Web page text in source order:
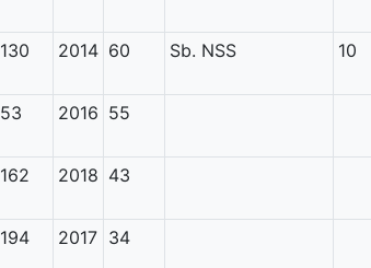
130 2014 60 Sb. NSS 10
53 2016 55
162 2018 43
194 2017 34